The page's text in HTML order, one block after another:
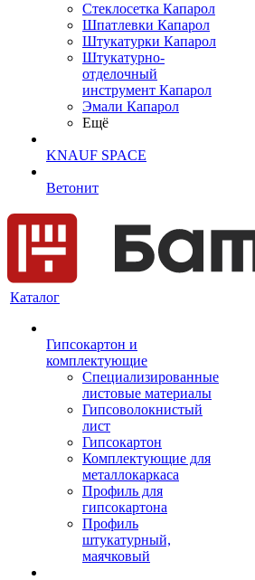
Cтеклосетка Капарол
Шпатлевки Капарол
Штукатурки Капарол
Штукатурно-
отделочный
инструмент Капарол
Эмали Капарол
Ещё
KNAUF SPACE
Ветонит
Каталог
Гипсокартон и
комплектующие
Специализированные
листовые материалы
Гипсоволокнистый
лист
Гипсокартон
Комплектующие для
металлокаркаса
Профиль для
гипсокартона
Профиль
штукатурный,
маячковый